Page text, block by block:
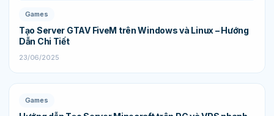
Games
Tạo Server GTAV FiveM trên Windows và Linux – Hướng
Dẫn Chi Tiết
23/06/2025
Games